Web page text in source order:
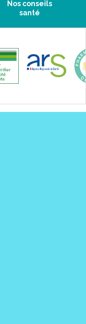
Nos conseils
santé